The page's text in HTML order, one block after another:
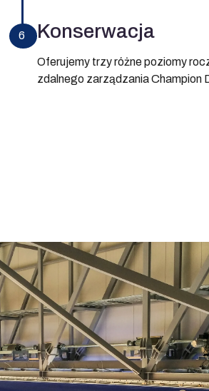
6 Konserwacja
Oferujemy trzy różne poziomy
zdalnego zarządzania Champion